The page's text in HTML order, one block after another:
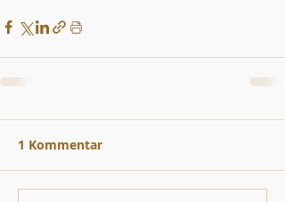
1 Kommentar